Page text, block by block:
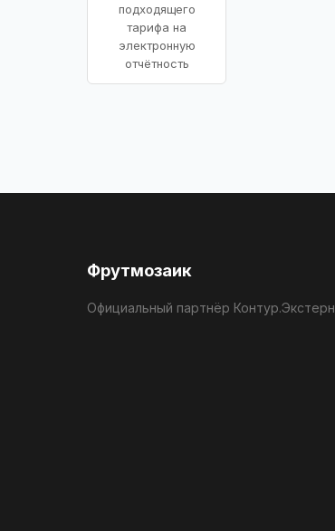
подходящего
тарифа на
электронную
отчётность
Фрутмозаик
Официальный партнёр Контур.Экстерн